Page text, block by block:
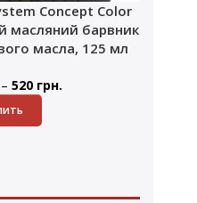
Concept Color
масляний барвник
масла, 125 мл
– 520 грн.